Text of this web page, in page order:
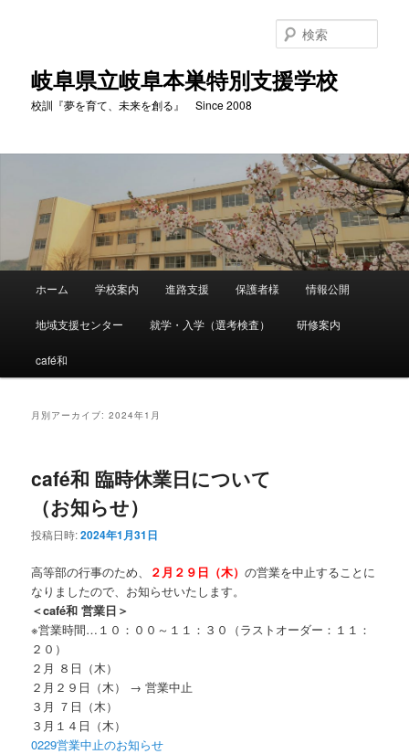
岐阜県立岐阜本巣特別支援学校
校訓『夢を育て、未来を創る』 Since 2008
索
ュ
メ
イ
ン
コ
テ
ン
ツ
へ
移
動
サ
ブ
コ
ン
ン
ツ
へ
移
動
ホーム 学校案内 進路支援 保護者様 情報公開
地域支援センター 就学・入学（選考検査） 研修案内
café和
月別アーカイブ:2024年1月
café和 臨時休業日について
（お知らせ）
投稿日時:2024年1月31日
高等部の行事のため、 ２月２９日（木）の営業を中止することに
なりましたので、お知らせいたします。
＜café和 営業日＞
※営業時間…１０：００～１１：３０（ラストオーダー：１１：
２０）
２月 ８日（木）
２月２９日（木） → 営業中止
３月 ７日（木）
３月１４日（木）
0229営業中止のお知らせ